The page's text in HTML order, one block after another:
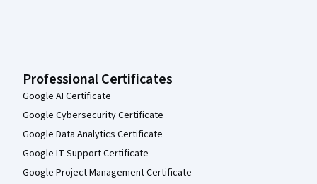
Professional Certificates
Google AI Certificate
Google Cybersecurity Certificate
Google Data Analytics Certificate
Google IT Support Certificate
Google Project Management Certificate